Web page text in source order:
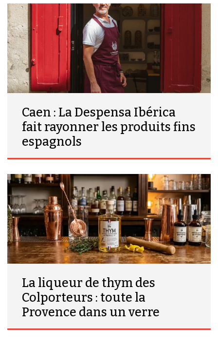
Caen : La Despensa Ibérica
fait rayonner les produits fins
espagnols
La liqueur de thym des
Colporteurs : toute la
Provence dans un verre